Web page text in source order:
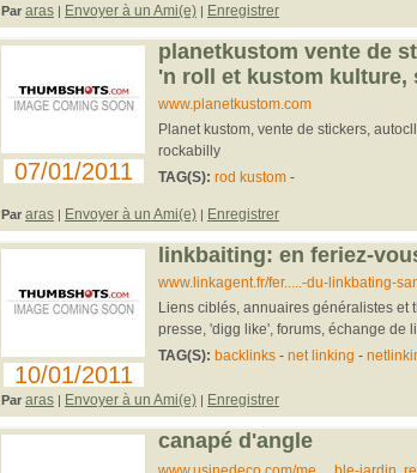
Par aras | Envoyer à un Ami(e) | Enregistrer
07/01/2011
planetkustom vente de
'n roll et kustom kulture,
www.planetkustom.com
Planet kustom, vente de stickers,
rockabilly
TAG(S): rod kustom-
Par aras | Envoyer à un Ami(e) | Enregistrer
10/01/2011
linkbaiting: en feriez-
www.linkagent.fr/fer.....-du-linkbating-
Liens ciblés, annuaires généralistes et
presse, 'digg like', forums, échange de
TAG(S): backlinks- net linking -
Par aras | Envoyer à un Ami(e) | Enregistrer
canapé d'angle